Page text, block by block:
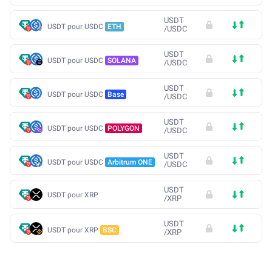
USDT pour USDC ETH
USDT
/USDC
USDT pour USDC SOLANA
USDT
/USDC
USDT pour USDC Base
USDT
/USDC
USDT pour USDC POLYGON
USDT
/USDC
USDT pour USDC Arbitrum ONE
USDT
/USDC
USDT pour XRP
USDT
/XRP
USDT pour XRP BSC
USDT
/XRP